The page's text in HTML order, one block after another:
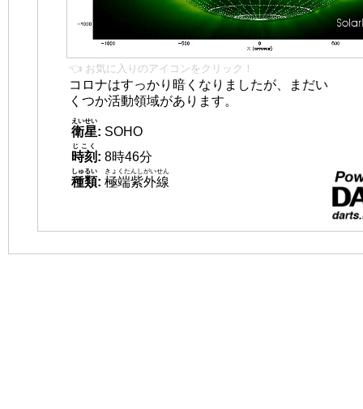
👈 お気に入りのアイコンをクリック！
コロナはすっかり暗くなりましたが、まだい
くつか活動領域があります。
衛星
えいせい
: SOHO
時刻
じこく
: 8時46分
種類
しゅるい
: 極端紫外線
きょくたんしがいせん